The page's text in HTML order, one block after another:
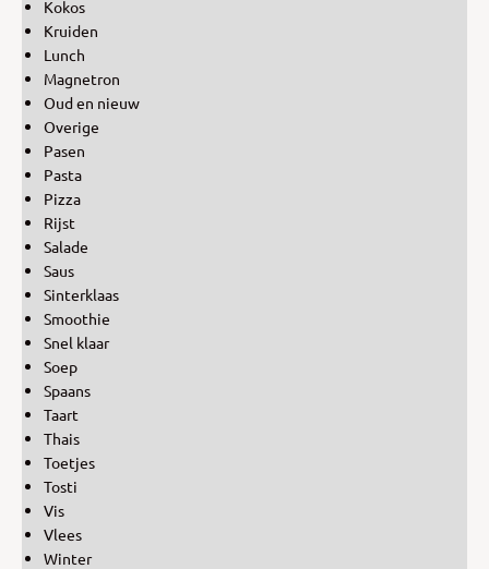
Kokos
Kruiden
Lunch
Magnetron
Oud en nieuw
Overige
Pasen
Pasta
Pizza
Rijst
Salade
Saus
Sinterklaas
Smoothie
Snel klaar
Soep
Spaans
Taart
Thais
Toetjes
Tosti
Vis
Vlees
Winter